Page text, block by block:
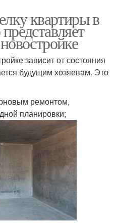
квартиры в
зависит от состояния
будущим хозяевам. Это
ремонтом,
планировки;